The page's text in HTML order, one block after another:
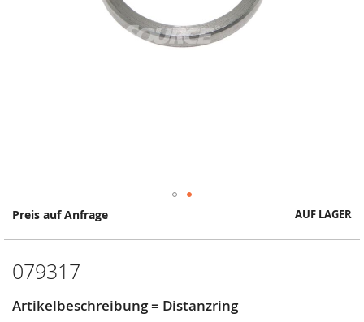
Preis auf Anfrage AUF LAGER
079317
Artikelbeschreibung = Distanzring
Springe
Anfang
Bildergalerie